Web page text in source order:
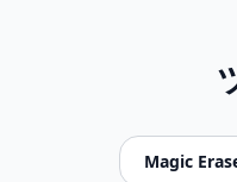
Magic